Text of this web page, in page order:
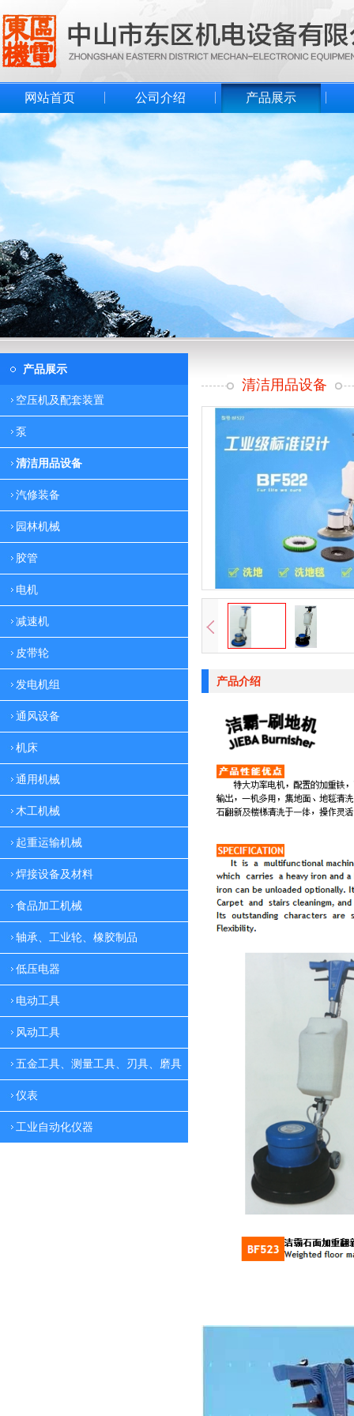
网站首页 公司介绍 产品展示
产品展示
空压机及配套装置
泵
清洁用品设备
汽修装备
园林机械
胶管
电机
减速机
皮带轮
发电机组
通风设备
机床
通用机械
木工机械
起重运输机械
焊接设备及材料
食品加工机械
轴承、工业轮、橡胶制品
低压电器
电动工具
风动工具
五金工具、测量工具、刃具、磨具
仪表
工业自动化仪器
清洁用品设备
产品介绍